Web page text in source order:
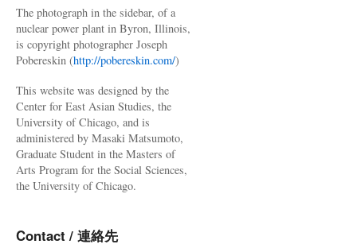
The photograph in the sidebar, of a
nuclear power plant in Byron, Illinois,
is copyright photographer Joseph
Pobereskin (http://pobereskin.com/)
This website was designed by the
Center for East Asian Studies, the
University of Chicago, and is
administered by Masaki Matsumoto,
Graduate Student in the Masters of
Arts Program for the Social Sciences,
the University of Chicago.
Contact / 連絡先